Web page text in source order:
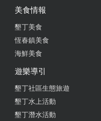
經濟實惠的民宿。
美食情報
墾丁美食
恆春鎮美食
海鮮美食
遊樂導引
墾丁社區生態旅遊
墾丁水上活動
墾丁潛水活動